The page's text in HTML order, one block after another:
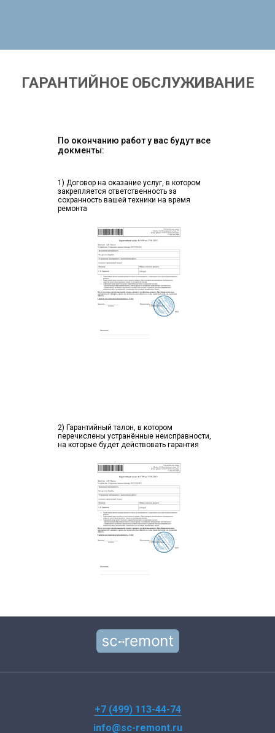
ГАРАНТИЙНОЕ ОБСЛУЖИВАНИЕ
По окончанию работ у вас будут все
докменты:
1) Договор на оказание услуг, в котором
закрепляется ответственность за
сохранность вашей техники на время
ремонта
2) Гарантийный талон, в котором
перечислены устранённые неисправности,
на которые будет действовать гарантия
+7 (499) 113-44-74
info@sc-remont.ru